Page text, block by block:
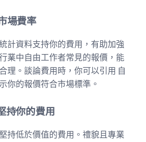
場費率
計資料支持你的費用，有助加強
業中自由工作者常見的報價，能
理。談論費用時，你可以引用 自
你的報價符合市場標準。
持你的費用
持低於價值的費用。禮貌且專業